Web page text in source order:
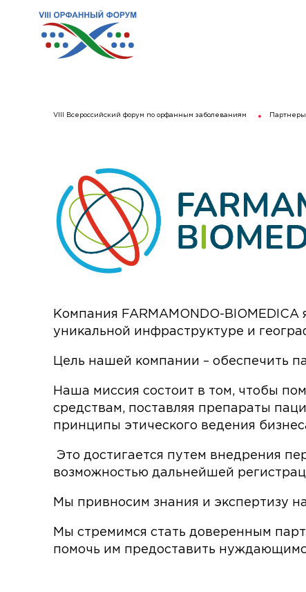
VIII Всероссийский форум по орфанным заболеваниям
Компания FARMAMONDO-
уникальной инфраструктуре и
Цель нашей компании – обеспечить
Наша миссия состоит в том, чтобы
средствам, поставляя препараты
принципы этического ведения
Это достигается путем внедрения
возможностью дальнейшей
Мы привносим знания и экспертизу
Мы стремимся стать доверенным
помочь им предоставить